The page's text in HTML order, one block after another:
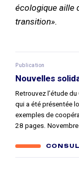
écologique aille
transition».
Publication
Nouvelles
Retrouvez l’étude
qui a été présentée
exemples de
28 pages.